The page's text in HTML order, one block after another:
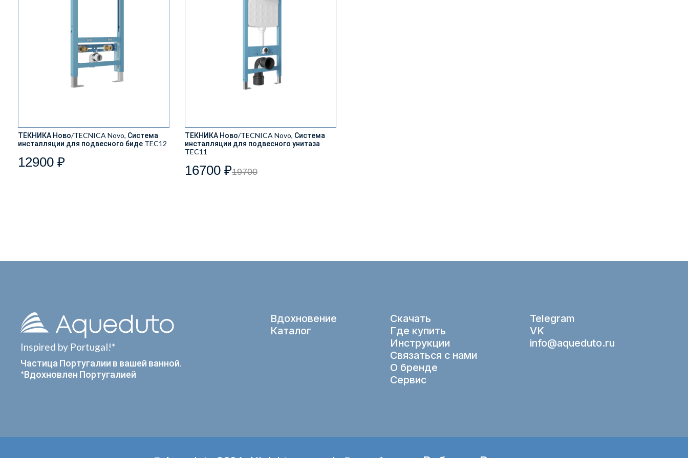
ТЕКНИКА Ново/TECNICA Novo, Система
инсталляции для подвесного биде TEC12
12900 ₽
ТЕКНИКА Ново/TECNICA Novo, Система
инсталляции для подвесного унитаза
TEC11
16700 ₽19700
Inspired by Portugal!*
Частица Португалии в вашей ванной.
*Вдохновлен Португалией
Вдохновение
Каталог
Скачать
Где купить
Инструкции
Связаться с нами
О бренде
Сервис
Telegram
VK
info@aqueduto.ru